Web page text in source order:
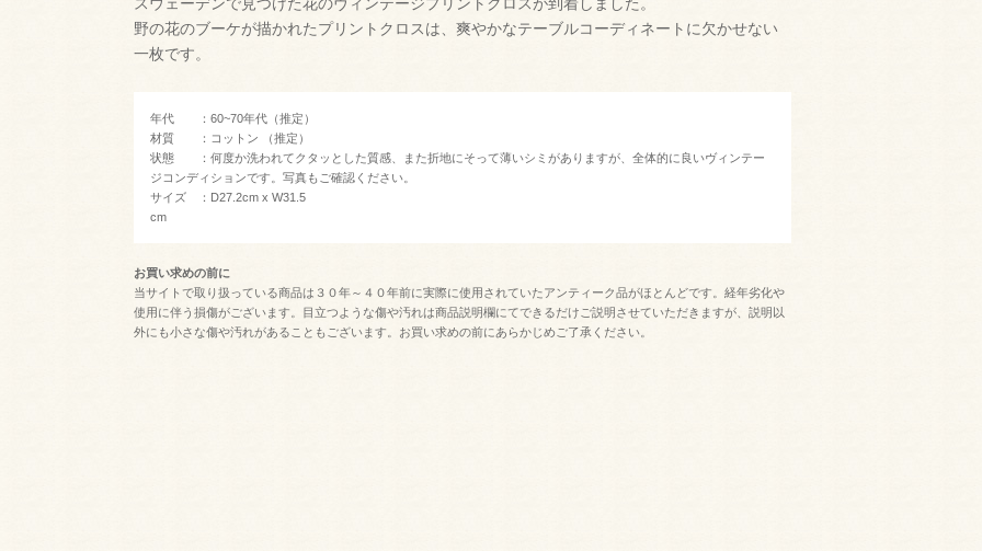
野の花のブーケが描かれたプリントクロスは、爽やかなテーブルコーディネートに欠かせない
一枚です。
年代 ：60~70年代（推定）
材質 ：コットン （推定）
状態 ：何度か洗われてクタッとした質感、また折地にそって薄いシミがありますが、全体的に良いヴィンテー
ジコンディションです。写真もご確認ください。
サイズ ：D27.2cm x W31.5
cm
お買い求めの前に
当サイトで取り扱っている商品は３０年～４０年前に実際に使用されていたアンティーク品がほとんどです。経年劣化や
使用に伴う損傷がございます。目立つような傷や汚れは商品説明欄にてできるだけご説明させていただきますが、説明以
外にも小さな傷や汚れがあることもございます。お買い求めの前にあらかじめご了承ください。